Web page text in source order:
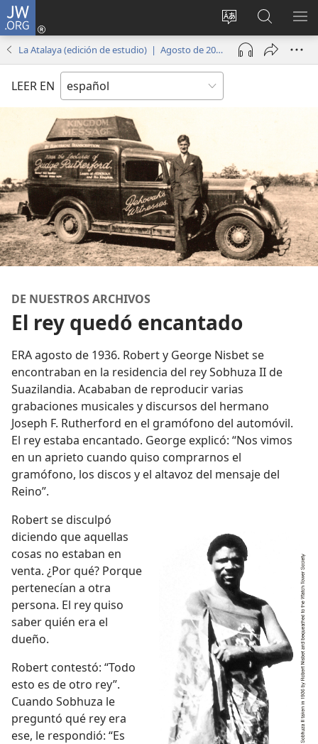
JW.ORG
Cambiar
idioma
del sitio
Iniciar
sesión
(abre
nueva
en
jw.org
La Atalaya (edición de estudio) | Agosto de 2013
LEER EN
DE NUESTROS ARCHIVOS
El rey quedó encantado
ERA agosto de 1936. Robert y George Nisbet se
encontraban en la residencia del rey Sobhuza II de
Suazilandia. Acababan de reproducir varias
grabaciones musicales y discursos del hermano
Joseph F. Rutherford en el gramófono del automóvil.
El rey estaba encantado. George explicó: “Nos vimos
en un aprieto cuando quiso comprarnos el
gramófono, los discos y el altavoz del mensaje del
Reino”.
Robert se disculpó
diciendo que aquellas
cosas no estaban en
venta. ¿Por qué? Porque
pertenecían a otra
persona. El rey quiso
saber quién era el
dueño.
Robert contestó: “Todo
esto es de otro rey”.
Cuando Sobhuza le
preguntó qué rey era
ese, le respondió: “Es